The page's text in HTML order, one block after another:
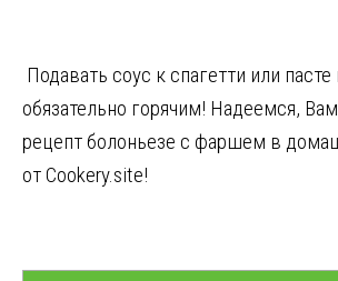
Подавать соус к спагетти или
обязательно горячим! Надеемся,
рецепт болоньезе с фаршем в
от Cookery.site!